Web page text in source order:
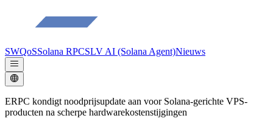
SWQoSSolana RPCSLV AI (Solana Agent)Nieuws
ERPC kondigt noodprijsupdate aan voor Solana-gerichte VPS-
producten na scherpe hardwarekostenstijgingen